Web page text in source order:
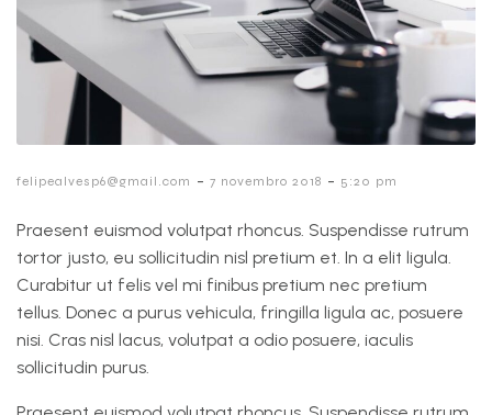
felipealvesp6@gmail.com - 7 novembro 2018 - 5:20 pm
Praesent euismod volutpat rhoncus. Suspendisse rutrum
tortor justo, eu sollicitudin nisl pretium et. In a elit ligula.
Curabitur ut felis vel mi finibus pretium nec pretium
tellus. Donec a purus vehicula, fringilla ligula ac, posuere
nisi. Cras nisl lacus, volutpat a odio posuere, iaculis
sollicitudin purus.